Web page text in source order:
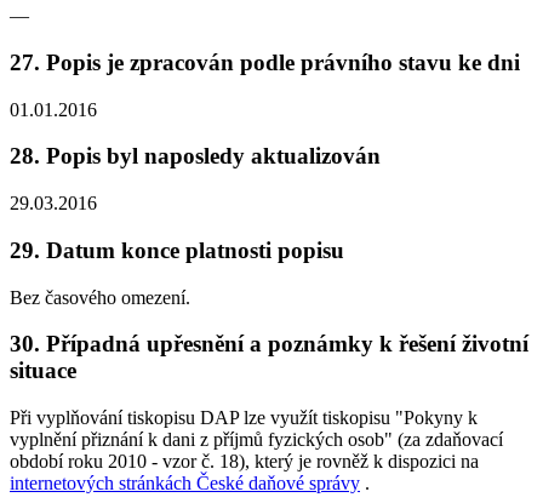
—
27. Popis je zpracován podle právního stavu ke dni
01.01.2016
28. Popis byl naposledy aktualizován
29.03.2016
29. Datum konce platnosti popisu
Bez časového omezení.
30. Případná upřesnění a poznámky k řešení životní
situace
Při vyplňování tiskopisu DAP lze využít tiskopisu "Pokyny k
vyplnění přiznání k dani z příjmů fyzických osob" (za zdaňovací
období roku 2010 - vzor č. 18), který je rovněž k dispozici na
internetových stránkách České daňové správy .